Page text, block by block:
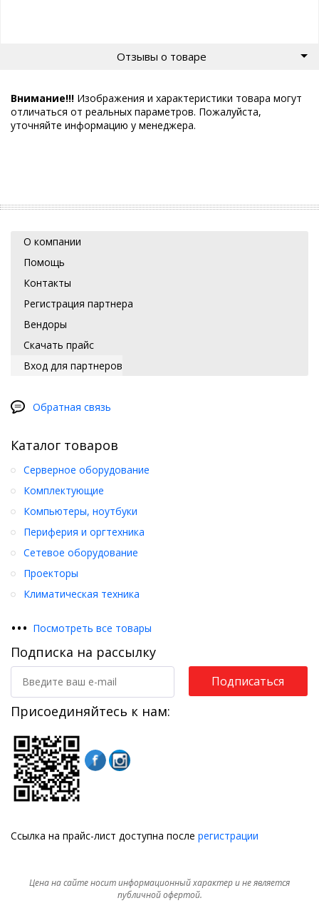
Отзывы о товаре
Внимание!!! Изображения и характеристики товара могут
отличаться от реальных параметров. Пожалуйста,
уточняйте информацию у менеджера.
О компании
Помощь
Контакты
Регистрация партнера
Вендоры
Скачать прайс
Вход для партнеров
Обратная связь
Каталог товаров
Серверное оборудование
Комплектующие
Компьютеры, ноутбуки
Периферия и оргтехника
Сетевое оборудование
Проекторы
Климатическая техника
••• Посмотреть все товары
Подписка на рассылку
Подписаться
Присоединяйтесь к нам:
Ссылка на прайс-лист доступна после регистрации
Цена на сайте носит информационный характер и не является
публичной офертой.